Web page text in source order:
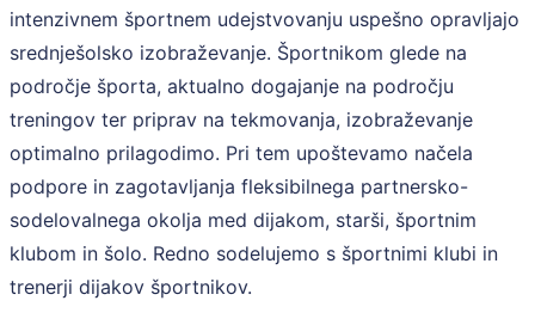
intenzivnem športnem udejstvovanju uspešno opravljajo
srednješolsko izobraževanje. Športnikom glede na
področje športa, aktualno dogajanje na področju
treningov ter priprav na tekmovanja, izobraževanje
optimalno prilagodimo. Pri tem upoštevamo načela
podpore in zagotavljanja fleksibilnega partnersko-
sodelovalnega okolja med dijakom, starši, športnim
klubom in šolo. Redno sodelujemo s športnimi klubi in
trenerji dijakov športnikov.